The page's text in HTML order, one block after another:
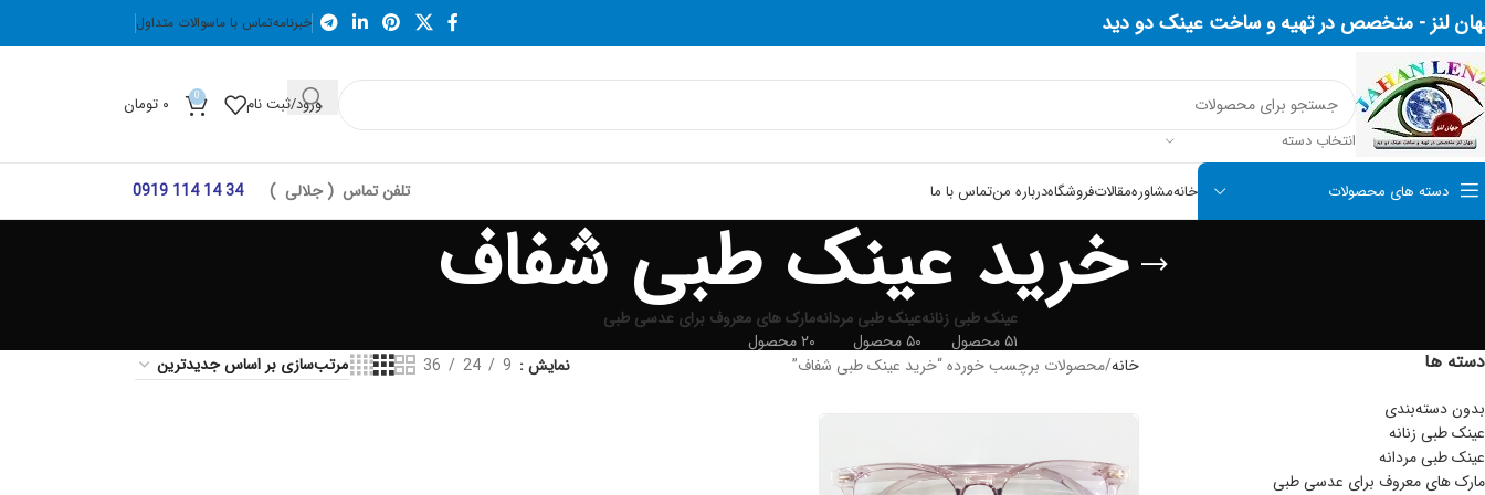
لنز - متخصص در تهیه و ساخت عینک دو دید خبرنامهتماس با ماسوالات متداول
انتخاب دسته
ورود/ثبت نام 0 ۰ تومان
دسته های محصولات خانهمشاورهمقالاتفروشگاهدرباره منتماس با ما تلفن تماس ( جلالی ) 34 14 114 0919
خرید عینک طبی شفاف
عینک طبی زنانه
۵۱ محصول
عینک طبی مردانه
۵۰ محصول
مارک های معروف برای عدسی طبی
۲۰ محصول
دسته ها
بدون دسته‌بندی
عینک طبی زنانه
عینک طبی مردانه
مارک های معروف برای عدسی طبی
خانه محصولات برچسب خورده “خرید عینک طبی شفاف” نمایش 9
24
36